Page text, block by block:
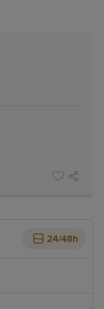
24/48h